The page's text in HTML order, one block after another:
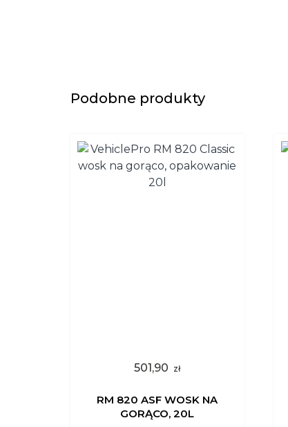
Podobne produkty
501,90 zł
RM 820 ASF WOSK NA
GORĄCO, 20L